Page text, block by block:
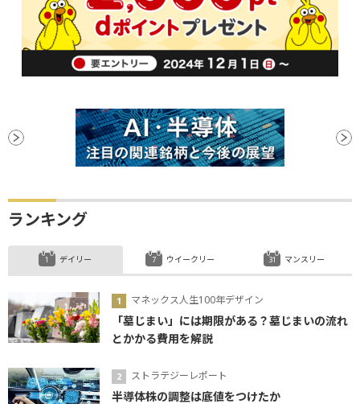
ランキング
デイリー
マネックス人生100年デザイン
「墓じまい」には期限がある？墓じまいの流れ
とかかる費用を解説
ストラテジーレポート
半導体株の調整は底値をつけたか
ウイークリー マンスリー